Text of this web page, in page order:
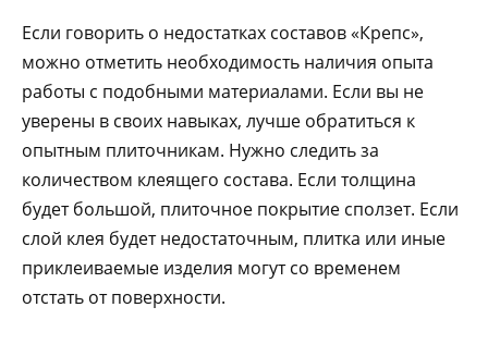
Если говорить о недостатках составов «Крепс»,
можно отметить необходимость наличия опыта
работы с подобными материалами. Если вы не
уверены в своих навыках, лучше обратиться к
опытным плиточникам. Нужно следить за
количеством клеящего состава. Если толщина
будет большой, плиточное покрытие сползет. Если
слой клея будет недостаточным, плитка или иные
приклеиваемые изделия могут со временем
отстать от поверхности.